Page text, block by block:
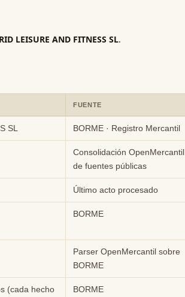
LEISURE AND FITNESS SL.
FUENTE
SL BORME · Registro Mercantil
Consolidación OpenMercantil
de fuentes públicas
Último acto procesado
BORME
Parser OpenMercantil sobre
BORME
(cada hecho
BORME